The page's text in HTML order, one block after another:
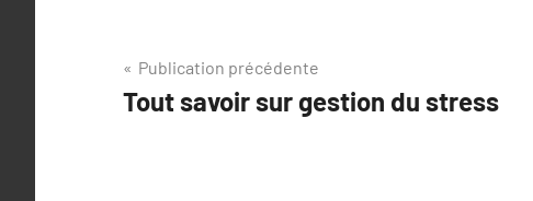
Navigation
de
Publication précédente
Tout savoir sur gestion du stress